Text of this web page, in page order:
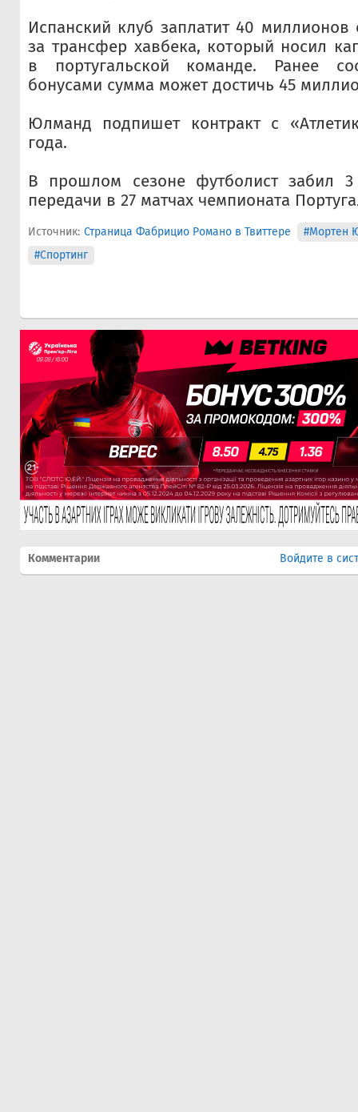
Испанский клуб заплатит 40
за трансфер хавбека, который носил
в португальской команде. Ранее
бонусами сумма может достичь 45
Юлманд подпишет контракт с
года.
В прошлом сезоне футболист забил
передачи в 27 матчах чемпионата
Источник: Страница Фабрицио Романо в Твиттере
#Мортен
#Спортинг
Комментарии Войдите в